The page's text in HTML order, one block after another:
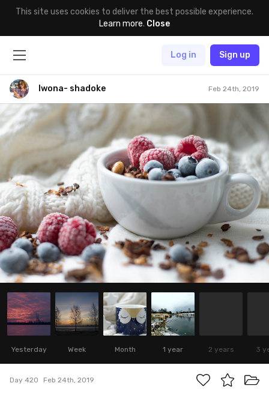
This site uses cookies to deliver the best possible experience.
Learn more. Close
Log in Sign up
Iwona- shadoke Feb 24th, 2019
Yesterday Week Month 1 year 2 years 3
Day 420 Feb 24th, 2019